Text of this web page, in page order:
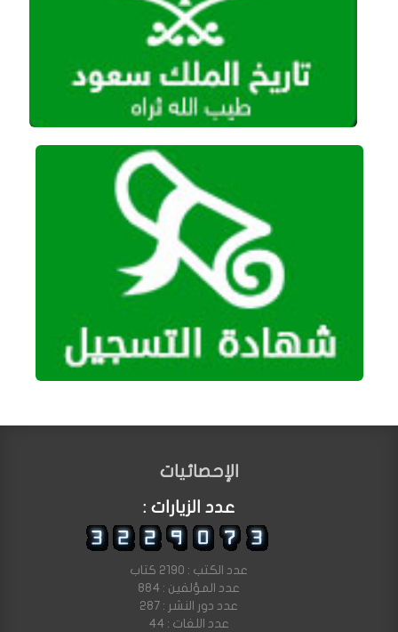
الإحصائيات
عدد الزيارات :
عدد الكتب : 2190 كتاب
عدد المؤلفين : 884
عدد دور النشر : 287
عدد اللغات : 44